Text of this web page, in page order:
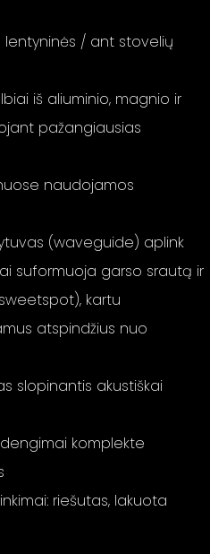
lentyninės / ant stovelių
iš aliuminio, magnio ir
pažangiausias
naudojamos
(waveguide) aplink
suformuoja garso srautą ir
kartu
atspindžius nuo
slopinantis akustiškai
komplekte
riešutas, lakuota